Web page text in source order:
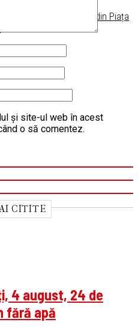
2025, transmisie LIVE din Piața
și site-ul web în acest
o să comentez.
CITITE
4 august, 24 de
fără apă